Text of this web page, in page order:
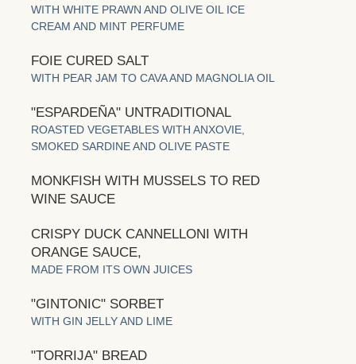
WITH WHITE PRAWN AND OLIVE OIL ICE
CREAM AND MINT PERFUME
FOIE CURED SALT
WITH PEAR JAM TO CAVA AND MAGNOLIA OIL
"ESPARDEÑA" UNTRADITIONAL
ROASTED VEGETABLES WITH ANXOVIE,
SMOKED SARDINE AND OLIVE PASTE
MONKFISH WITH MUSSELS TO RED
WINE SAUCE
CRISPY DUCK CANNELLONI WITH
ORANGE SAUCE,
MADE FROM ITS OWN JUICES
"GINTONIC" SORBET
WITH GIN JELLY AND LIME
"TORRIJA" BREAD